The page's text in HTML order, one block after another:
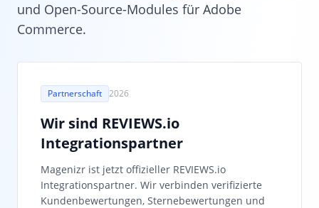
und Open-Source-Modules für Adobe
Commerce.
Partnerschaft 2026
Wir sind REVIEWS.io
Integrationspartner
Magenizr ist jetzt offizieller REVIEWS.io
Integrationspartner. Wir verbinden verifizierte
Kundenbewertungen, Sternebewertungen und